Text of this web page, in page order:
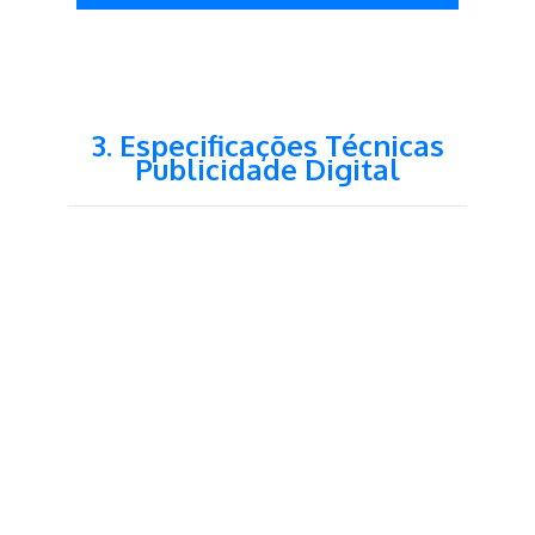
3. Especificações Técnicas
Publicidade Digital